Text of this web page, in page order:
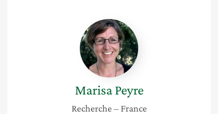
Marisa
Peyre
Marisa Peyre
Recherche – France